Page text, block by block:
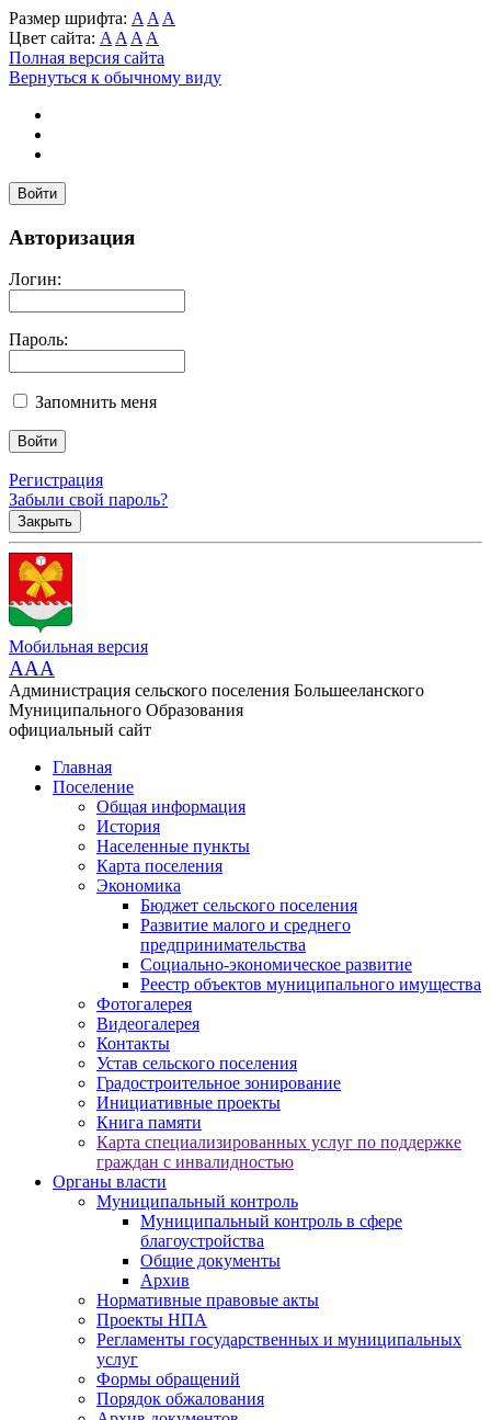
Размер шрифта: A A A
Цвет сайта: A A A A
Полная версия сайта
Вернуться к обычному виду
Войти
Авторизация
Логин:
Пароль:
Запомнить меня
Регистрация
Забыли свой пароль?
Закрыть
Мобильная версия
AAA
Администрация сельского поселения Большееланского
Муниципального Образования
официальный сайт
Главная
Поселение
Общая информация
История
Населенные пункты
Карта поселения
Экономика
Бюджет сельского поселения
Развитие малого и среднего
предпринимательства
Социально-экономическое развитие
Реестр объектов муниципального имущества
Фотогалерея
Видеогалерея
Контакты
Устав сельского поселения
Градостроительное зонирование
Инициативные проекты
Книга памяти
Карта специализированных услуг по поддержке
граждан с инвалидностью
Органы власти
Муниципальный контроль
Муниципальный контроль в сфере
благоустройства
Общие документы
Архив
Нормативные правовые акты
Проекты НПА
Регламенты государственных и муниципальных
услуг
Формы обращений
Порядок обжалования